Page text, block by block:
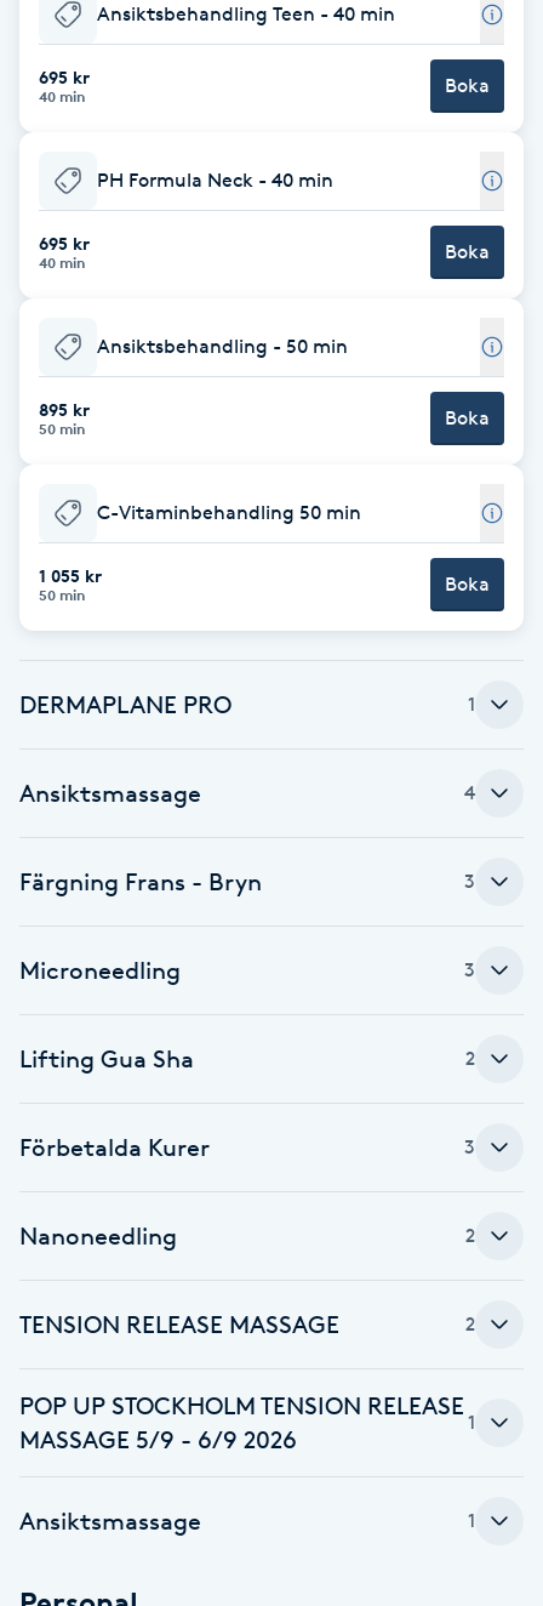
Face framing
Faceliftmassage
Fettreducering
Fibromassage
Fillers
Fotmassage
Fotsvamp
Fransborttagning
Fransförlängning
Fransförlängning Volym
Fransrengöring
Frekvensterapi
Frisör
Ansiktsbehandling Teen - 40 min
695 kr
40 min Boka
PH Formula Neck - 40 min
695 kr
40 min Boka
Ansiktsbehandling - 50 min
895 kr
50 min Boka
C-Vitaminbehandling 50 min
1 055 kr
50 min Boka
DERMAPLANE PRO 1
Ansiktsmassage 4
Färgning Frans - Bryn 3
Microneedling 3
Lifting Gua Sha 2
Förbetalda Kurer 3
Nanoneedling 2
TENSION RELEASE MASSAGE 2
POP UP STOCKHOLM TENSION RELEASE
MASSAGE 5/9 - 6/9 2026
1
Ansiktsmassage 1